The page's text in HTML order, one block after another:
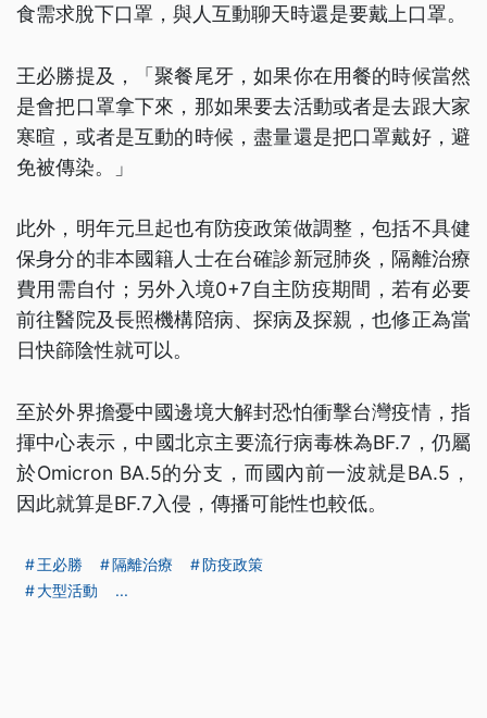
食需求脫下口罩，與人互動聊天時還是要戴上口罩。
王必勝提及，「聚餐尾牙，如果你在用餐的時候當然
是會把口罩拿下來，那如果要去活動或者是去跟大家
寒暄，或者是互動的時候，盡量還是把口罩戴好，避
免被傳染。」
此外，明年元旦起也有防疫政策做調整，包括不具健
保身分的非本國籍人士在台確診新冠肺炎，隔離治療
費用需自付；另外入境0+7自主防疫期間，若有必要
前往醫院及長照機構陪病、探病及探親，也修正為當
日快篩陰性就可以。
至於外界擔憂中國邊境大解封恐怕衝擊台灣疫情，指
揮中心表示，中國北京主要流行病毒株為BF.7，仍屬
於Omicron BA.5的分支，而國內前一波就是BA.5，
因此就算是BF.7入侵，傳播可能性也較低。
王必勝 隔離治療
防疫政策
大型活動
...